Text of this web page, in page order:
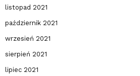
listopad 2021
październik 2021
wrzesień 2021
sierpień 2021
lipiec 2021